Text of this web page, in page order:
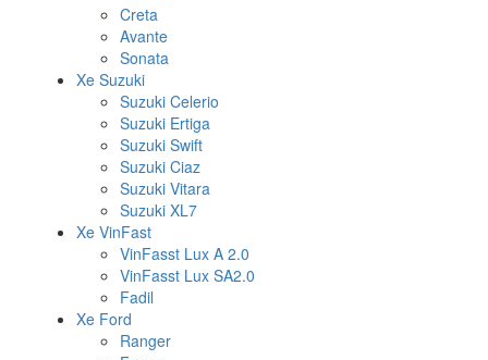
Creta
Avante
Sonata
Xe Suzuki
Suzuki Celerio
Suzuki Ertiga
Suzuki Swift
Suzuki Ciaz
Suzuki Vitara
Suzuki XL7
Xe VinFast
VinFasst Lux A 2.0
VinFasst Lux SA2.0
Fadil
Xe Ford
Ranger